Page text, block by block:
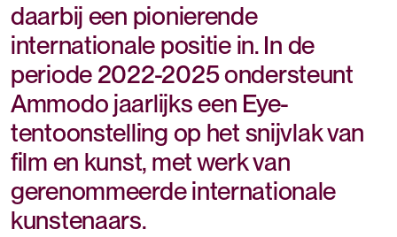
daarbij een pionierende
internationale positie in. In de
periode 2022-2025 ondersteunt
Ammodo jaarlijks een Eye-
tentoonstelling op het snijvlak van
film en kunst, met werk van
gerenommeerde internationale
kunstenaars.